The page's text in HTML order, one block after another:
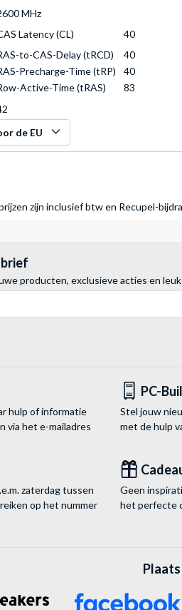
MHz
Latency (CL)
40
to-CAS-Delay (tRCD)
40
Precharge-Time (tRP)
40
Active-Time (tRAS)
83
de EU
zijn inclusief btw en Recupel-
producten, exclusieve acties en
hulp of informatie
via het e-mailadres
PC-
Stel jouw
met de hulp
zaterdag tussen
op het nummer
Geen
het perfecte